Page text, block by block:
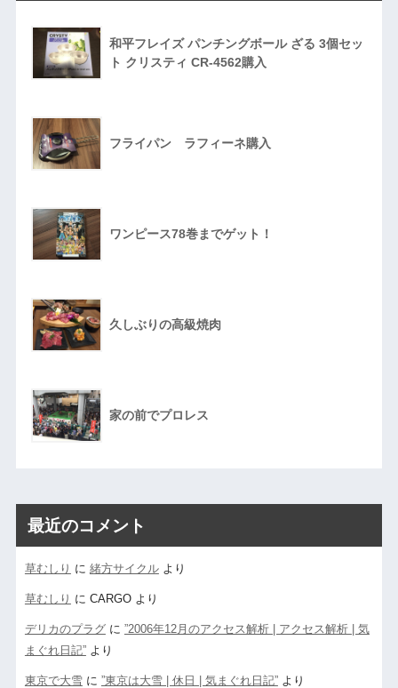
和平フレイズ パンチングボール ざる 3個セッ
ト クリスティ CR-4562購入
フライパン ラフィーネ購入
ワンピース78巻までゲット！
久しぶりの高級焼肉
家の前でプロレス
最近のコメント
草むしり に 緒方サイクルより
草むしり に CARGOより
デリカのプラグに ”2006年12月のアクセス解析 | アクセス解析 | 気
まぐれ日記”より
東京で大雪に ”東京は大雪 | 休日 | 気まぐれ日記”より